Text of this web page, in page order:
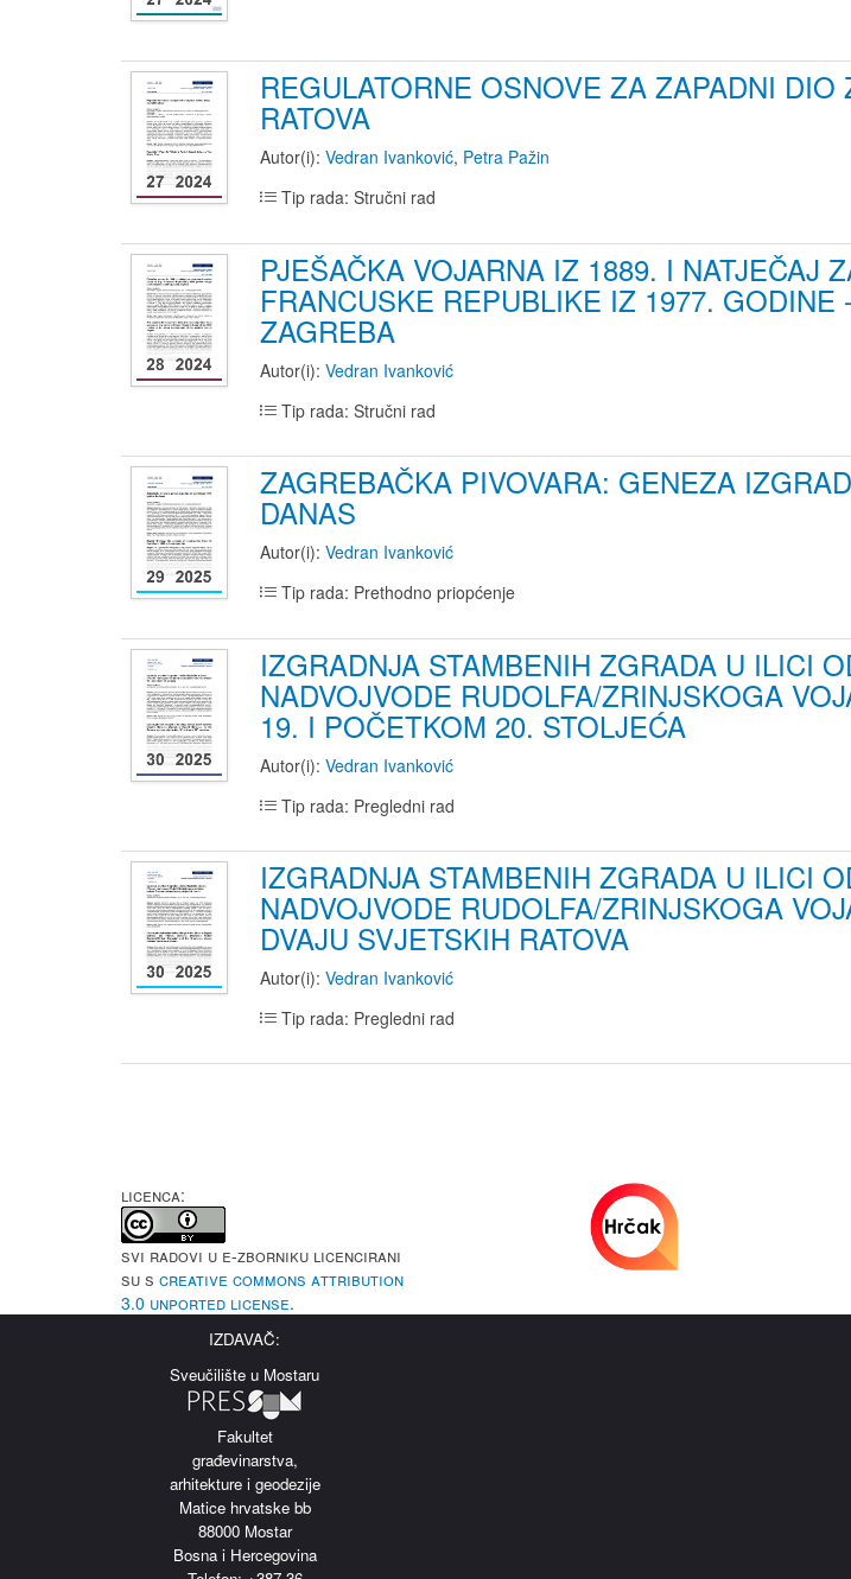
REGULATORNE OSNOVE ZA ZAPADNI
RATOVA
Autor(i): Vedran Ivanković, Petra Pažin
Tip rada: Stručni rad
PJEŠAČKA VOJARNA IZ 1889. I NATJEČAJ
FRANCUSKE REPUBLIKE IZ 1977.
ZAGREBA
Autor(i): Vedran Ivanković
Tip rada: Stručni rad
ZAGREBAČKA PIVOVARA: GENEZA
DANAS
Autor(i): Vedran Ivanković
Tip rada: Prethodno priopćenje
IZGRADNJA STAMBENIH ZGRADA U ILICI
NADVOJVODE RUDOLFA/ZRINJSKOGA
19. I POČETKOM 20. STOLJEĆA
Autor(i): Vedran Ivanković
Tip rada: Pregledni rad
IZGRADNJA STAMBENIH ZGRADA U ILICI
NADVOJVODE RUDOLFA/ZRINJSKOGA
DVAJU SVJETSKIH RATOVA
Autor(i): Vedran Ivanković
Tip rada: Pregledni rad
LICENCA:
Svi radovi u e-Zborniku licencirani
su s Creative Commons Attribution
3.0 Unported License.
IZDAVAČ:
Sveučilište u Mostaru
Fakultet
građevinarstva,
arhitekture i geodezije
Matice hrvatske bb
88000 Mostar
Bosna i Hercegovina